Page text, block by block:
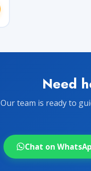
Need
Our team is ready to
Chat on